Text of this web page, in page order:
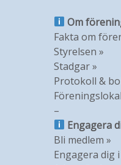
Om
Fakta om
Styrelsen »
Stadgar »
Protokoll &
–
Engagera
Bli medlem »
Engagera dig i